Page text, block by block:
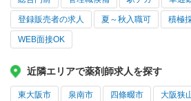
登録販売者の求人 夏～秋入職可 積極
WEB面接OK
近隣エリアで薬剤師求人を探す
東大阪市 泉南市 四條畷市 大阪狭